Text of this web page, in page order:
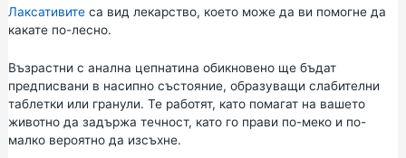
Лаксативитеса вид лекарство, което може да ви помогне да
какате по-лесно.
Възрастни с анална цепнатина обикновено ще бъдат
предписвани в насипно състояние, образуващи слабителни
таблетки или гранули. Те работят, като помагат на вашето
животно да задържа течност, като го прави по-меко и по-
малко вероятно да изсъхне.